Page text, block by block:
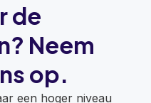
de
Neem
op.
een hoger niveau